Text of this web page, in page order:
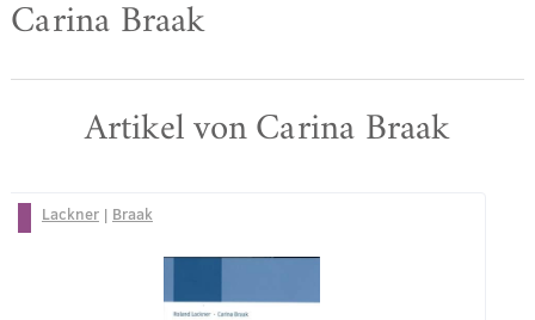
Carina Braak
Artikel von Carina Braak
Lackner| Braak